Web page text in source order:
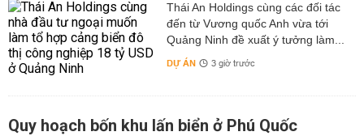
Thái An Holdings cùng các đối tác
đến từ Vương quốc Anh vừa tới
Quảng Ninh đề xuất ý tưởng làm...
DỰ ÁN 3 giờ trước
Quy hoạch bốn khu lấn biển ở Phú Quốc